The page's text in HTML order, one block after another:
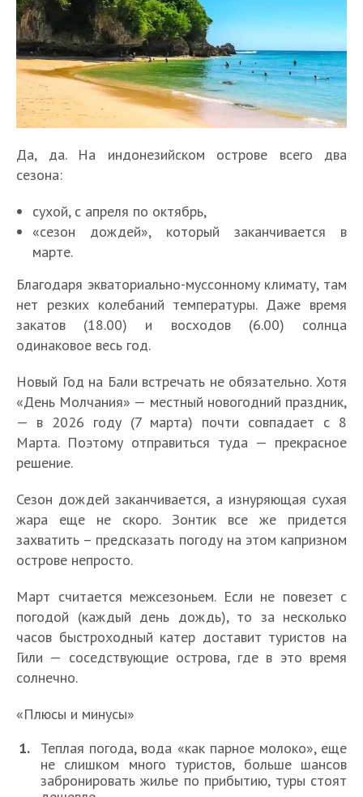
Да, да. На индонезийском острове всего два
сезона:
сухой, с апреля по октябрь,
«сезон дождей», который заканчивается в
марте.
Благодаря экваториально-муссонному климату, там
нет резких колебаний температуры. Даже время
закатов (18.00) и восходов (6.00) солнца
одинаковое весь год.
Новый Год на Бали встречать не обязательно. Хотя
«День Молчания» — местный новогодний праздник,
— в 2026 году (7 марта) почти совпадает с 8
Марта. Поэтому отправиться туда — прекрасное
решение.
Сезон дождей заканчивается, а изнуряющая сухая
жара еще не скоро. Зонтик все же придется
захватить – предсказать погоду на этом капризном
острове непросто.
Март считается межсезоньем. Если не повезет с
погодой (каждый день дождь), то за несколько
часов быстроходный катер доставит туристов на
Гили — соседствующие острова, где в это время
солнечно.
«Плюсы и минусы»
Теплая погода, вода «как парное молоко», еще
не слишком много туристов, больше шансов
забронировать жилье по прибытию, туры стоят